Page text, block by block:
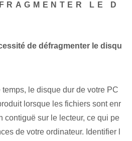
LE D
de défragmenter le disqu
temps, le disque dur de votre PC
lorsque les fichiers sont enr
contiguë sur le lecteur, ce qui pe
de votre ordinateur. Identifier l